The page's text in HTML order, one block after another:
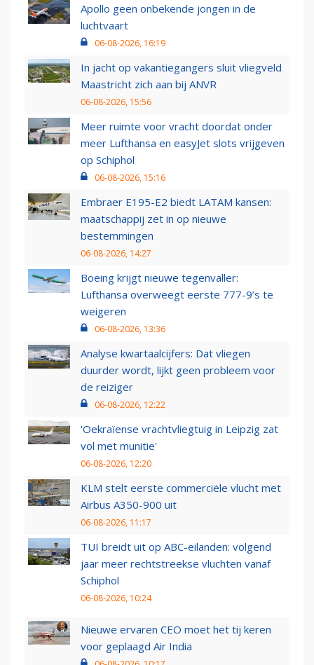
Apollo geen onbekende jongen in de
luchtvaart
06-08-2026, 16:19
In jacht op vakantiegangers sluit vliegveld
Maastricht zich aan bij ANVR
06-08-2026, 15:56
Meer ruimte voor vracht doordat onder
meer Lufthansa en easyJet slots vrijgeven
op Schiphol
06-08-2026, 15:16
Embraer E195-E2 biedt LATAM kansen:
maatschappij zet in op nieuwe
bestemmingen
06-08-2026, 14:27
Boeing krijgt nieuwe tegenvaller:
Lufthansa overweegt eerste 777-9’s te
weigeren
06-08-2026, 13:36
Analyse kwartaalcijfers: Dat vliegen
duurder wordt, lijkt geen probleem voor
de reiziger
06-08-2026, 12:22
'Oekraïense vrachtvliegtuig in Leipzig zat
vol met munitie'
06-08-2026, 12:20
KLM stelt eerste commerciële vlucht met
Airbus A350-900 uit
06-08-2026, 11:17
TUI breidt uit op ABC-eilanden: volgend
jaar meer rechtstreekse vluchten vanaf
Schiphol
06-08-2026, 10:24
Nieuwe ervaren CEO moet het tij keren
voor geplaagd Air India